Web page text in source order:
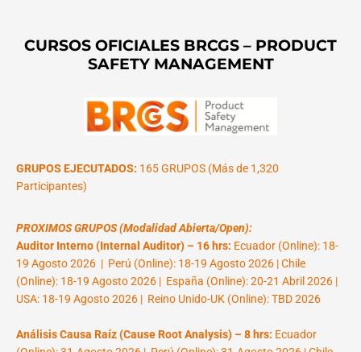
CURSOS OFICIALES BRCGS – PRODUCT
SAFETY MANAGEMENT
GRUPOS EJECUTADOS: 165 GRUPOS (Más de 1,320
Participantes)
PROXIMOS GRUPOS (Modalidad Abierta/Open):
Auditor Interno (Internal Auditor) – 16 hrs: Ecuador (Online): 18-
19 Agosto 2026 | Perú (Online): 18-19 Agosto 2026 | Chile
(Online): 18-19 Agosto 2026 | España (Online): 20-21 Abril 2026 |
USA: 18-19 Agosto 2026 | Reino Unido-UK (Online): TBD 2026
Análisis Causa Raíz (Cause Root Analysis) – 8 hrs: Ecuador